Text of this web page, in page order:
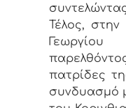
Τέλος, στην
πατρίδες
συνδυασμό